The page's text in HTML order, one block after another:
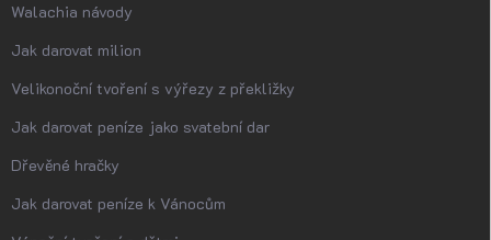
Walachia návody
Jak darovat milion
Velikonoční tvoření s výřezy z překližky
Jak darovat peníze jako svatební dar
Dřevěné hračky
Jak darovat peníze k Vánocům